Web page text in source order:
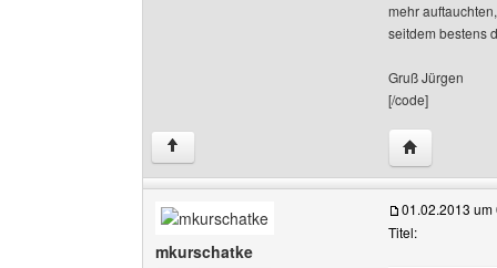
mehr
seitdem bestens
Gruß Jürgen
[/code]
↑ Website
mkurschatke
01.02.2013 um
Titel: